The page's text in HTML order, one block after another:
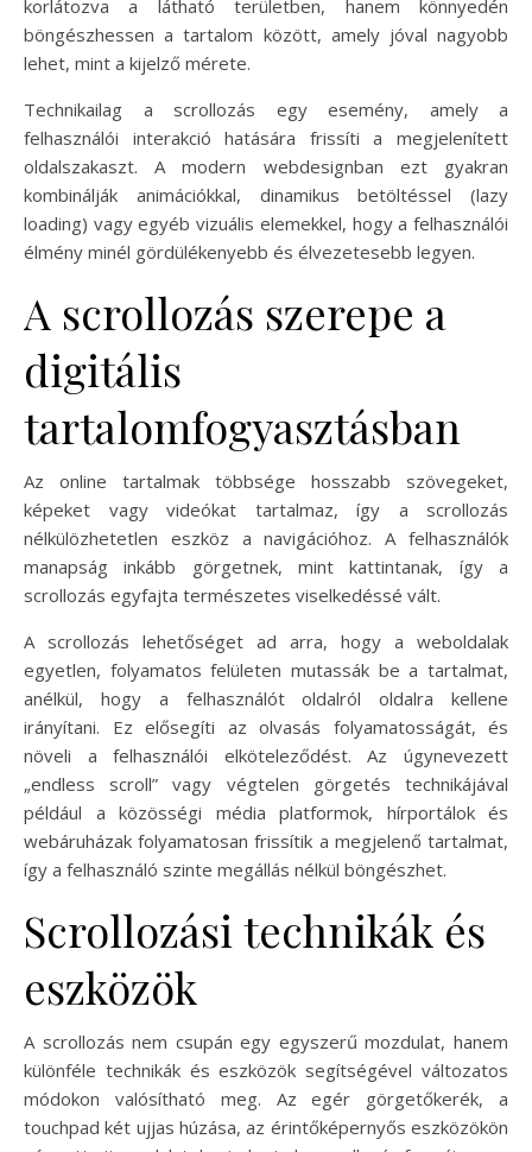
korlátozva a látható területben, hanem könnyedén
böngészhessen a tartalom között, amely jóval nagyobb
lehet, mint a kijelző mérete.
Technikailag a scrollozás egy esemény, amely a
felhasználói interakció hatására frissíti a megjelenített
oldalszakaszt. A modern webdesignban ezt gyakran
kombinálják animációkkal, dinamikus betöltéssel (lazy
loading) vagy egyéb vizuális elemekkel, hogy a felhasználói
élmény minél gördülékenyebb és élvezetesebb legyen.
A scrollozás szerepe a
digitális
tartalomfogyasztásban
Az online tartalmak többsége hosszabb szövegeket,
képeket vagy videókat tartalmaz, így a scrollozás
nélkülözhetetlen eszköz a navigációhoz. A felhasználók
manapság inkább görgetnek, mint kattintanak, így a
scrollozás egyfajta természetes viselkedéssé vált.
A scrollozás lehetőséget ad arra, hogy a weboldalak
egyetlen, folyamatos felületen mutassák be a tartalmat,
anélkül, hogy a felhasználót oldalról oldalra kellene
irányítani. Ez elősegíti az olvasás folyamatosságát, és
növeli a felhasználói elköteleződést. Az úgynevezett
„endless scroll” vagy végtelen görgetés technikájával
például a közösségi média platformok, hírportálok és
webáruházak folyamatosan frissítik a megjelenő tartalmat,
így a felhasználó szinte megállás nélkül böngészhet.
Scrollozási technikák és
eszközök
A scrollozás nem csupán egy egyszerű mozdulat, hanem
különféle technikák és eszközök segítségével változatos
módokon valósítható meg. Az egér görgetőkerék, a
touchpad két ujjas húzása, az érintőképernyős eszközökön